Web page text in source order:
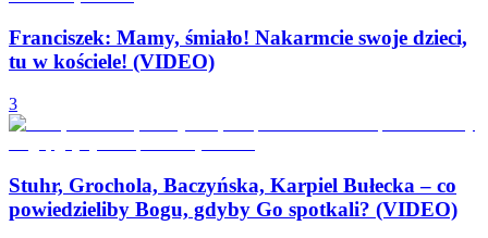
Franciszek: Mamy, śmiało! Nakarmcie swoje dzieci,
tu w kościele! (VIDEO)
3
Stuhr, Grochola, Baczyńska, Karpiel Bułecka – co
powiedzieliby Bogu, gdyby Go spotkali? (VIDEO)